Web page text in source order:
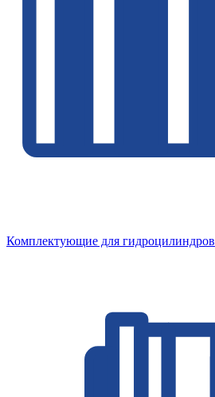
Комплектующие для гидроцилиндров